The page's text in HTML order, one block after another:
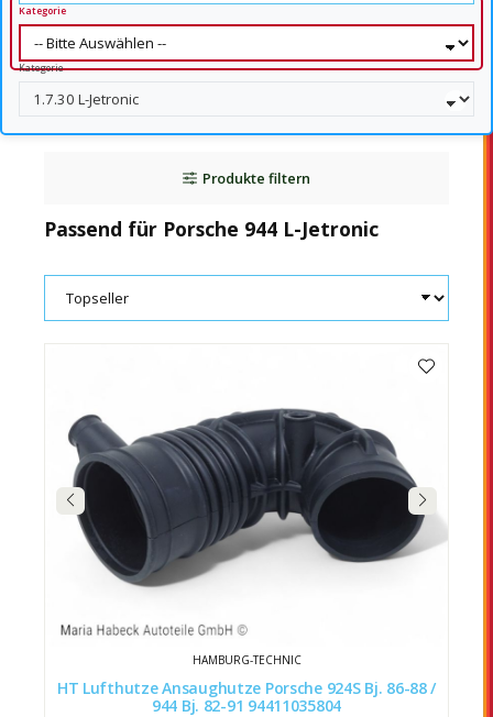
Kategorie
Kategorie
Produkte filtern
Passend für Porsche 944 L-Jetronic
HAMBURG-TECHNIC
HT Lufthutze Ansaughutze Porsche 924S Bj. 86-88 /
944 Bj. 82-91 94411035804